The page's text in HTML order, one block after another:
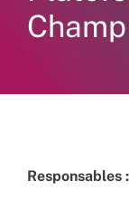
Responsables